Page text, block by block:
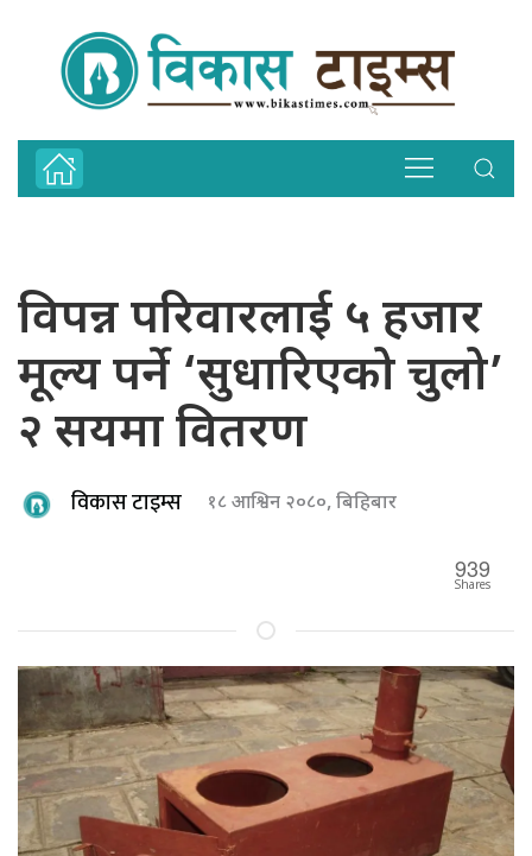
विपन्न परिवारलाई ५ हजार
मूल्य पर्ने ‘सुधारिएको चुलो’
२ सयमा वितरण
विकास टाइम्स १८ आश्विन २०८०, बिहिबार
939
Shares